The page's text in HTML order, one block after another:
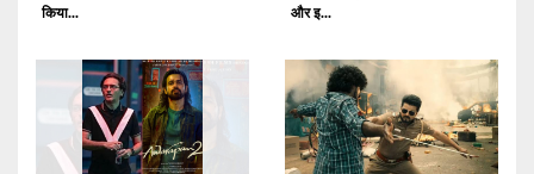
किया...
और इ...